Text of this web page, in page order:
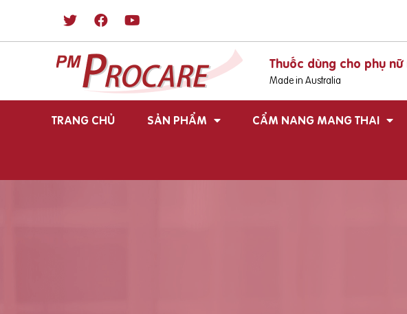
Thuốc dùng cho phụ
Made in Australia
TRANG CHỦ SẢN PHẨM CẨM NANG MANG THAI